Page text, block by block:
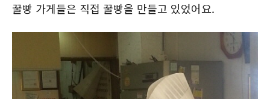
꿀빵 가게들은 직접 꿀빵을 만들고 있었어요.